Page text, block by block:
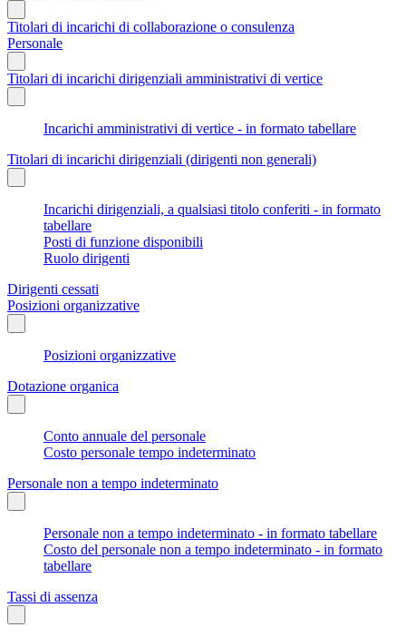
Titolari di incarichi di collaborazione o consulenza
Personale
Titolari di incarichi dirigenziali amministrativi di vertice
Incarichi amministrativi di vertice - in formato tabellare
Titolari di incarichi dirigenziali (dirigenti non generali)
Incarichi dirigenziali, a qualsiasi titolo conferiti - in formato
tabellare
Posti di funzione disponibili
Ruolo dirigenti
Dirigenti cessati
Posizioni organizzative
Posizioni organizzative
Dotazione organica
Conto annuale del personale
Costo personale tempo indeterminato
Personale non a tempo indeterminato
Personale non a tempo indeterminato - in formato tabellare
Costo del personale non a tempo indeterminato - in formato
tabellare
Tassi di assenza